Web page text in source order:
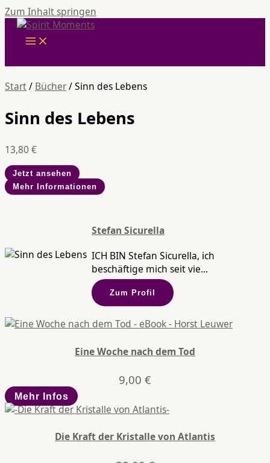
Zum Inhalt springen
Start/ Bücher/ Sinn des Lebens
Sinn des Lebens
13,80 €
Jetzt ansehen
Mehr Informationen
Stefan Sicurella
ICH BIN Stefan Sicurella, ich
beschäftige mich seit vie...
Zum Profil
Eine Woche nach dem Tod
9,00 €
Mehr Infos
Die Kraft der Kristalle von Atlantis